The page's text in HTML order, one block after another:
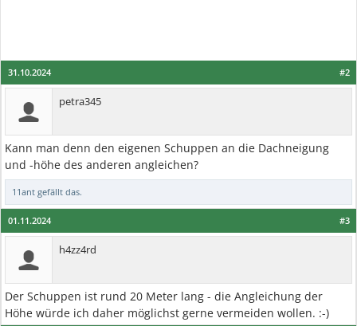
#2
31.10.2024
petra345
Kann man denn den eigenen Schuppen an die Dachneigung
und -höhe des anderen angleichen?
11ant gefällt das.
#3
01.11.2024
h4zz4rd
Der Schuppen ist rund 20 Meter lang - die Angleichung der
Höhe würde ich daher möglichst gerne vermeiden wollen. :-)